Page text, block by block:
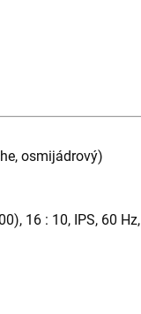
osmijádrový)
16 : 10, IPS, 60 Hz,